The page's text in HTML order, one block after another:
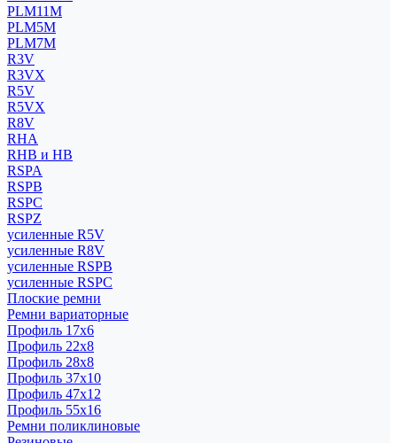
PLM11M
PLM5M
PLM7M
R3V
R3VX
R5V
R5VX
R8V
RHA
RHB и HB
RSPA
RSPB
RSPC
RSPZ
усиленные R5V
усиленные R8V
усиленные RSPB
усиленные RSPC
Плоские ремни
Ремни вариаторные
Профиль 17x6
Профиль 22x8
Профиль 28x8
Профиль 37x10
Профиль 47x12
Профиль 55x16
Ремни поликлиновые